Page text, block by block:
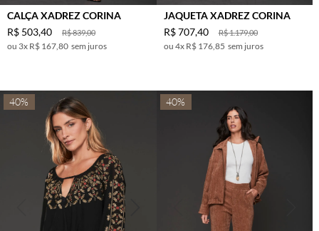
CALÇA XADREZ CORINA
R$839,00
R$ 503,40
3x R$ 167,80 sem juros
JAQUETA XADREZ CORINA
R$1.179,00
R$ 707,40
4x R$ 176,85 sem juros
40% 40%